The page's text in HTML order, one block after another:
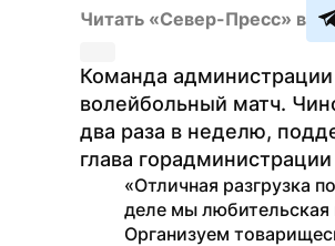
Читать «Север-Пресс» в
Команда
волейбольный матч.
два раза в неделю,
глава
«Отличная разгрузка
деле мы
Организуем